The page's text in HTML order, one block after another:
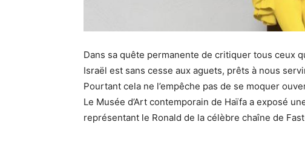
Dans sa quête permanente de critiquer tous ceux
Israël est sans cesse aux aguets, prêts à nous
Pourtant cela ne l’empêche pas de se moquer
Le Musée d’Art contemporain de Haïfa a exposé
représentant le Ronald de la célèbre chaîne de